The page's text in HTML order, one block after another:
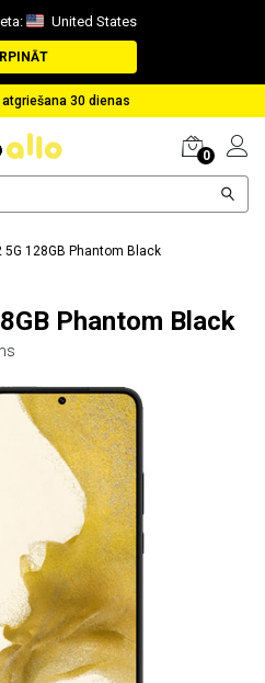
United States
pakas gadījumā
0
5G 128GB Phantom Black
Phantom Black